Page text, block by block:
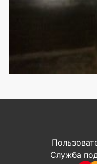
Служба